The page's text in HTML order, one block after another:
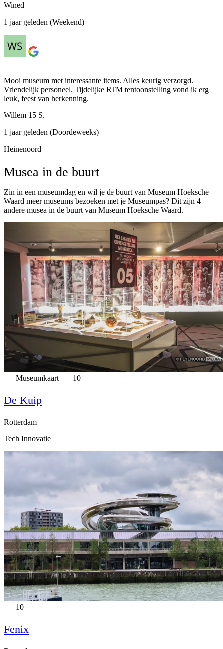
Wined
1 jaar geleden (Weekend)
Mooi museum met interessante items. Alles keurig verzorgd.
Vriendelijk personeel. Tijdelijke RTM tentoonstelling vond ik erg
leuk, feest van herkenning.
Willem 15 S.
1 jaar geleden (Doordeweeks)
Heinenoord
Musea in de buurt
Zin in een museumdag en wil je de buurt van Museum Hoeksche
Waard meer museums bezoeken met je Museumpas? Dit zijn 4
andere musea in de buurt van Museum Hoeksche Waard.
Museumkaart 10
De Kuip
Rotterdam
Tech Innovatie
10
Fenix